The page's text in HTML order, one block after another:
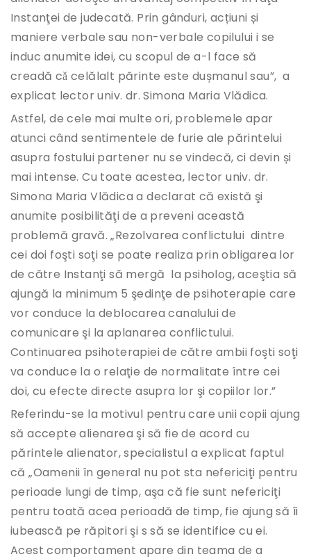
Instanţei de judecată. Prin gânduri, acțiuni și
maniere verbale sau non-verbale copilului i se
induc anumite idei, cu scopul de a-l face să
creadă cǎ celălalt părinte este dușmanul sau”, a
explicat lector univ. dr. Simona Maria Vlădica.
Astfel, de cele mai multe ori, problemele apar
atunci când sentimentele de furie ale părintelui
asupra fostului partener nu se vindecă, ci devin și
mai intense. Cu toate acestea, lector univ. dr.
Simona Maria Vlădica a declarat că există şi
anumite posibilităţi de a preveni această
problemă gravă. „Rezolvarea conflictului dintre
cei doi foşti soţi se poate realiza prin obligarea lor
de către Instanţi să mergă la psiholog, aceştia să
ajungă la minimum 5 şedinţe de psihoterapie care
vor conduce la deblocarea canalului de
comunicare şi la aplanarea conflictului.
Continuarea psihoterapiei de către ambii foşti soţi
va conduce la o relaţie de normalitate între cei
doi, cu efecte directe asupra lor şi copiilor lor.”
Referindu-se la motivul pentru care unii copii ajung
să accepte alienarea şi să fie de acord cu
părintele alienator, specialistul a explicat faptul
că „Oamenii în general nu pot sta nefericiţi pentru
perioade lungi de timp, aşa că fie sunt nefericiţi
pentru toată acea perioadă de timp, fie ajung să îi
iubească pe răpitori şi s să se identifice cu ei.
Acest comportament apare din teama de a